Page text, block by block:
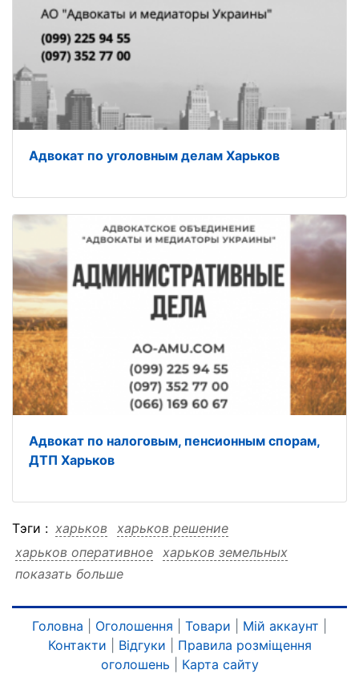
Адвокат по уголовным делам Харьков
Адвокат по налоговым, пенсионным спорам,
ДТП Харьков
Тэги : харьков
харьков решение
харьков оперативное харьков земельных
харьков вопросов
харьков адвокат оперативное
харьков адвокат земельных
харьков адвокат вопросов
решение
показать больше
Головна Оголошення Товари Мій аккаунт
Контакти
Відгуки
Правила розміщення
оголошень
Карта сайту